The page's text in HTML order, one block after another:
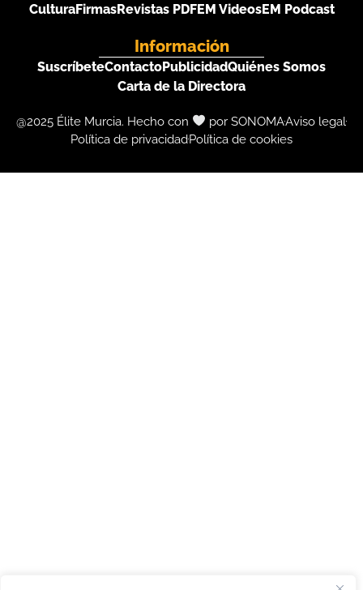
CulturaFirmasRevistas PDFEM VideosEM Podcast
Información
SuscríbeteContactoPublicidadQuiénes Somos
Carta de la Directora
@2025 Élite Murcia. Hecho con por SONOMAAviso legal
Política de privacidadPolítica de cookies